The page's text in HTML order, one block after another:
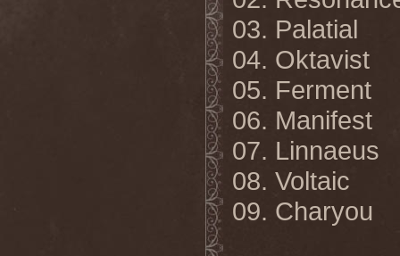
03. Palatial
04. Oktavist
05. Ferment
06. Manifest
07. Linnaeus
08. Voltaic
09. Charyou